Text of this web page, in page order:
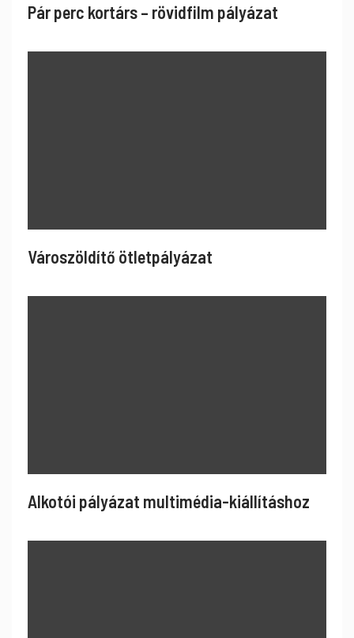
Pár perc kortárs – rövidfilm pályázat
Városzöldítő ötletpályázat
Alkotói pályázat multimédia-kiállításhoz